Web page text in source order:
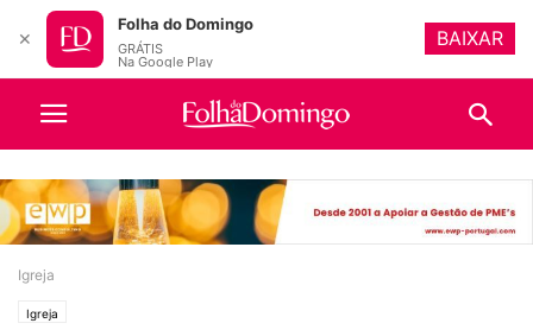
Igreja
Igreja
✕
Folha do Domingo
GRÁTIS
Na Google Play
BAIXAR